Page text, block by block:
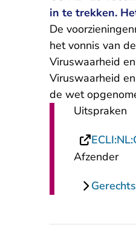
in te trekken.
De
het vonnis van
Viruswaarheid
Viruswaarheid
de wet
Uitspraken
Afzender